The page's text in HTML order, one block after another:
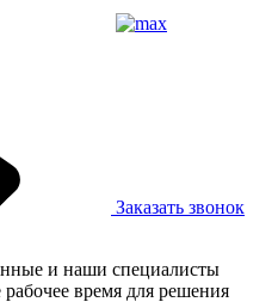
Заказать звонок
и наши специалисты
время для решения